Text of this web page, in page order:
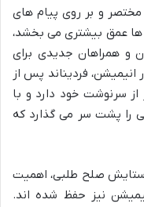
و بر روی پیام های
ها عمق بیشتری می بخشد،
و همراهان جدیدی برای
انیمیشن، فردیناند پس از
از سرنوشت خود دارد و با
را پشت سر می گذارد که
ستایش صلح طلبی، اهمیت
نیز حفظ شده اند.